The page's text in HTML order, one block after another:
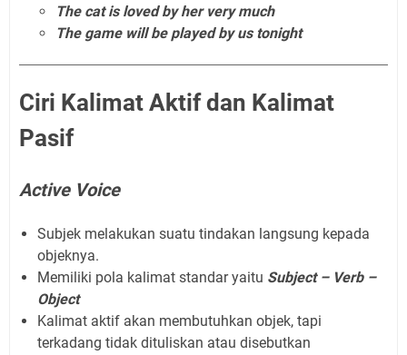
The cat is loved by her very much
The game will be played by us tonight
Ciri Kalimat Aktif dan Kalimat
Pasif
Active Voice
Subjek melakukan suatu tindakan langsung kepada
objeknya.
Memiliki pola kalimat standar yaitu Subject – Verb –
Object
Kalimat aktif akan membutuhkan objek, tapi
terkadang tidak dituliskan atau disebutkan